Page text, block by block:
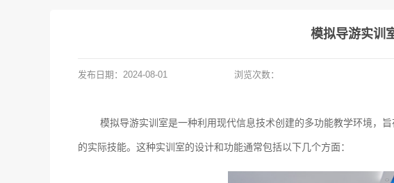
模拟导游实训
发布日期： 2024-08-01 浏览次数：
模拟导游实训室是一种利用现代信息技术创建的多功能教学环境，
的实际技能。这种实训室的设计和功能通常包括以下几个方面：